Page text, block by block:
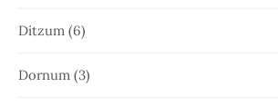
Ditzum (6)
Dornum (3)